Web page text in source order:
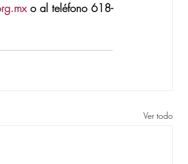
o al teléfono 618-
Ver todo